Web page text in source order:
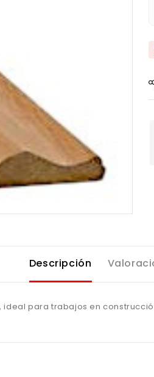
Descripción
ideal para trabajos en